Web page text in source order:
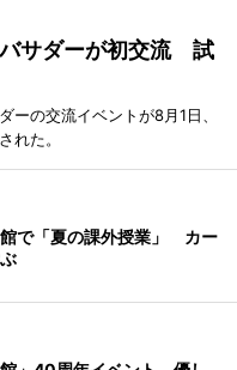
サダーが初交流 試
ーの交流イベントが8月1日、
れた。
で「夏の課外授業」 カー